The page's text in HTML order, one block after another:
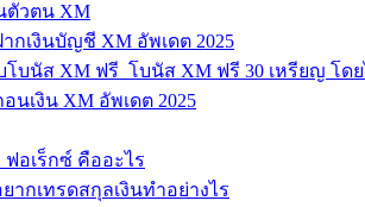
ตัวตน XM
กเงินบัญชี XM อัพเดต 2025
บนัส XM ฟรี โบนัส XM ฟรี 30 เหรียญ โดย
นเงิน XM อัพเดต 2025
ฟอเร็กซ์ คืออะไร
ากเทรดสกุลเงินทำอย่างไร